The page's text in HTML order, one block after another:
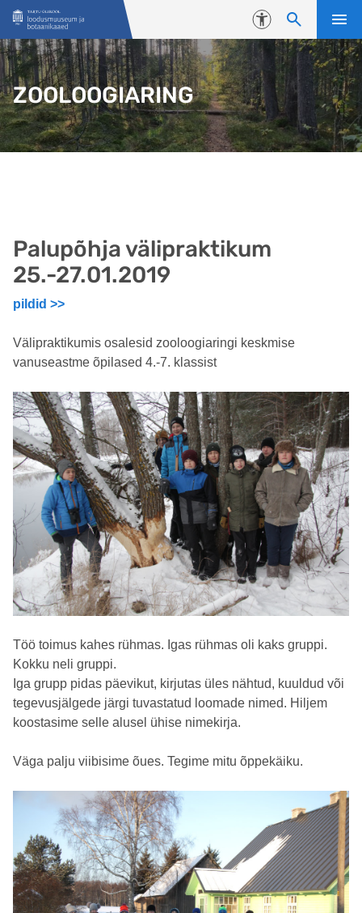
Liigu edasi põhisisu juurde
Juurdepääsetavus
ZOOLOOGIARING
Palupõhja välipraktikum
25.-27.01.2019
pildid >>
Välipraktikumis osalesid zooloogiaringi keskmise
vanuseastme õpilased 4.-7. klassist
Töö toimus kahes rühmas. Igas rühmas oli kaks gruppi.
Kokku neli gruppi.
Iga grupp pidas päevikut, kirjutas üles nähtud, kuuldud või
tegevusjälgede järgi tuvastatud loomade nimed. Hiljem
koostasime selle alusel ühise nimekirja.
Väga palju viibisime õues. Tegime mitu õppekäiku.